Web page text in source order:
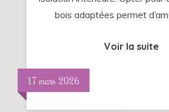
bois adaptées permet
Voir la suite
17 mars 2026